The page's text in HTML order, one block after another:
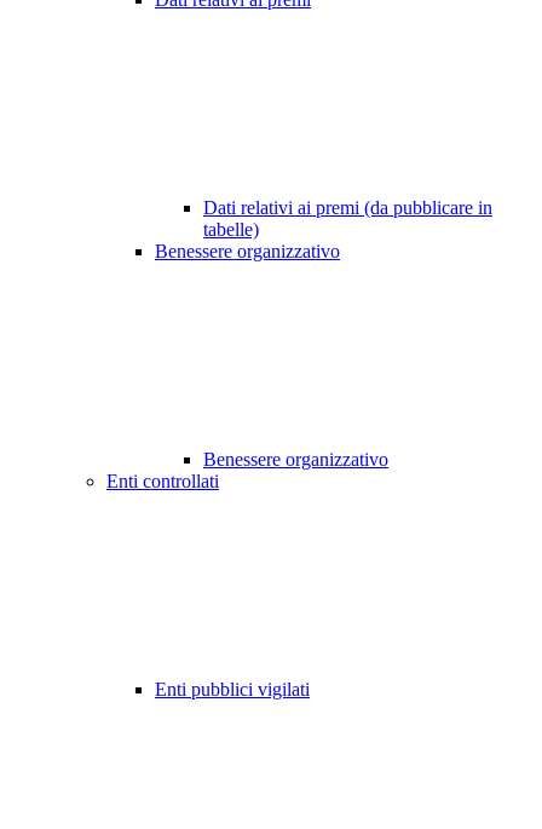
Dati relativi ai premi (da pubblicare in
tabelle)
Benessere organizzativo
Benessere organizzativo
Enti controllati
Enti pubblici vigilati